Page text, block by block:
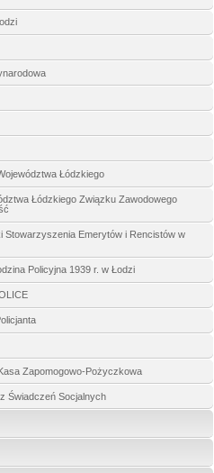
Łódzkiego
Łódzkiego Związku Zawodowego
Stowarzyszenia Emerytów i Rencistów w
Policyjna 1939 r. w Łodzi
Zapomogowo-Pożyczkowa
Świadczeń Socjalnych